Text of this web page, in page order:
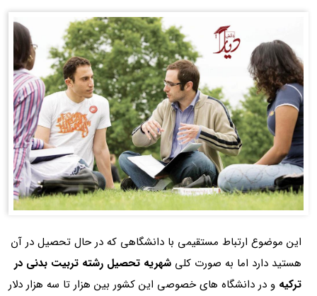
این موضوع ارتباط مستقیمی با دانشگاهی که در حال تحصیل در آن
هستید دارد اما به صورت کلی شهریه تحصیل رشته تربیت بدنی در
ترکیه و در دانشگاه های خصوصی این کشور بین هزار تا سه هزار دلار